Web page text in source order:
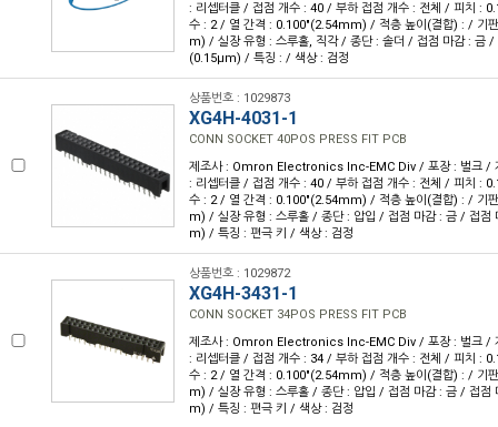
: 리셉터클 / 접점 개수 : 40 / 부하 접점 개수 : 전체 / 피치 :
수 : 2 / 열 간격 : 0.100"(2.54mm) / 적층 높이(결합) : / 기
m) / 실장 유형 : 스루홀, 직각 / 종단 : 솔더 / 접점 마감 : 금
(0.15µm) / 특징 : / 색상 : 검정
상품번호 : 1029873
XG4H-4031-1
CONN SOCKET 40POS PRESS FIT PCB
제조사 : Omron Electronics Inc-EMC Div / 포장 : 벌크 /
: 리셉터클 / 접점 개수 : 40 / 부하 접점 개수 : 전체 / 피치 :
수 : 2 / 열 간격 : 0.100"(2.54mm) / 적층 높이(결합) : / 기
m) / 실장 유형 : 스루홀 / 종단 : 압입 / 접점 마감 : 금 / 접
m) / 특징 : 편극 키 / 색상 : 검정
상품번호 : 1029872
XG4H-3431-1
CONN SOCKET 34POS PRESS FIT PCB
제조사 : Omron Electronics Inc-EMC Div / 포장 : 벌크 /
: 리셉터클 / 접점 개수 : 34 / 부하 접점 개수 : 전체 / 피치 :
수 : 2 / 열 간격 : 0.100"(2.54mm) / 적층 높이(결합) : / 기
m) / 실장 유형 : 스루홀 / 종단 : 압입 / 접점 마감 : 금 / 접
m) / 특징 : 편극 키 / 색상 : 검정